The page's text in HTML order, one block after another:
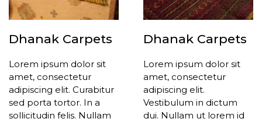
Dhanak Carpets
Lorem ipsum dolor sit
amet, consectetur
adipiscing elit. Curabitur
sed porta tortor. In a
sollicitudin felis. Nullam
Dhanak Carpets
Lorem ipsum dolor sit
amet, consectetur
adipiscing elit.
Vestibulum in dictum
dui. Nullam ut lorem id